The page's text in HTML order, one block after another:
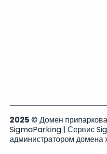
2025 © Домен
SigmaParking | Сервис
администратором